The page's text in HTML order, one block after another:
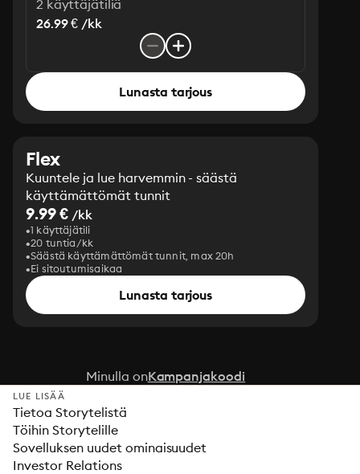
2 käyttäjätiliä
26.99 € /kk
Lunasta tarjous
Flex
Kuuntele ja lue harvemmin - säästä
käyttämättömät tunnit
9.99 € /kk
1 käyttäjätili
20 tuntia/kk
Säästä käyttämättömät tunnit, max 20h
Ei sitoutumisaikaa
Lunasta tarjous
Minulla onKampanjakoodi
LUE LISÄÄ
Tietoa Storytelistä
Töihin Storytelille
Sovelluksen uudet ominaisuudet
Investor Relations